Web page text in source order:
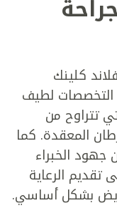
كلينك
التخصصات لطيف
تتراوح من
المعقدة. كما
جهود الخبراء
الرعاية
بشكل أساسي.